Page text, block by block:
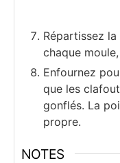
Répartissez
chaque
Enfournez
que les
gonflés. La
propre.
NOTES